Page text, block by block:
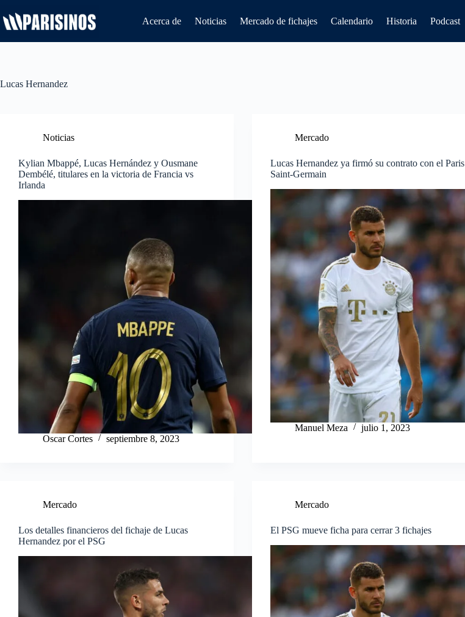
al
contenido
Acerca de Noticias Mercado de fichajes Calendario Historia Podcast
Lucas Hernandez
Noticias
Kylian Mbappé, Lucas Hernández y Ousmane
Dembélé, titulares en la victoria de Francia vs
Irlanda
Oscar Cortes septiembre 8, 2023
Mercado
Lucas Hernandez ya firmó su contrato con el Paris
Saint-Germain
Manuel Meza julio 1, 2023
Mercado
Los detalles financieros del fichaje de Lucas
Hernandez por el PSG
Mercado
El PSG mueve ficha para cerrar 3 fichajes